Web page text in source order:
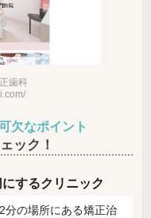
歯科
欠なポイント
ック！
するクリニック
分の場所にある矯正治